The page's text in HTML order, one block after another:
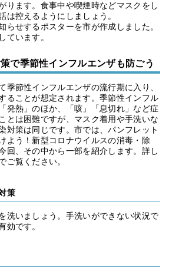
ります。食事中や喫煙時などマスクをし
は控えるようにしましょう。
らせするポスターを市が作成しました。
ています。
で季節性インフルエンザも防ごう
節性インフルエンザの流行期に入り、
ることが想定されます。季節性インフル
発熱」のほか、「咳」「息切れ」など症
とは困難ですが、マスク着用や手洗いな
対策は同じです。市では、パンフレット
よう！新型コロナウイルスの消毒・除
回、その中から一部を紹介します。詳し
ご覧ください。
策
洗いましょう。手洗いができない状況で
効です。